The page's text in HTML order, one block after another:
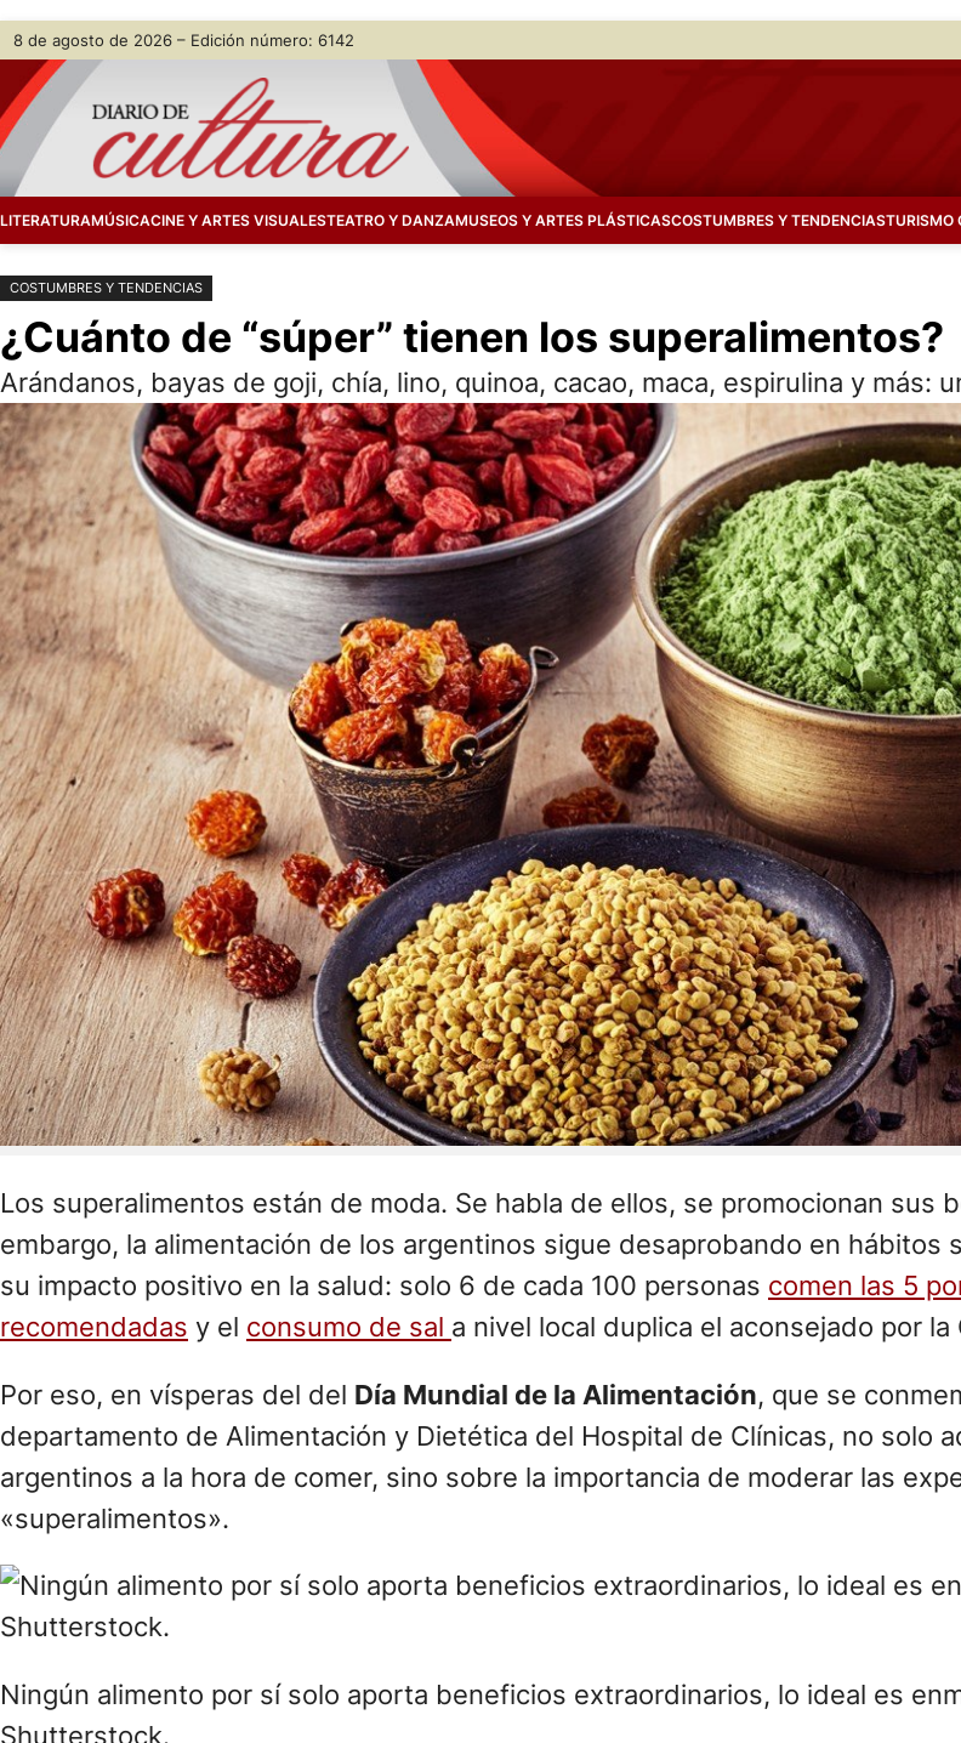
Saltar
contenido
Skip
content
8 de agosto de 2026 – Edición número: 6142
LITERATURAMÚSICACINE Y ARTES VISUALESTEATRO Y DANZAMUSEOS Y ARTES PLÁSTICASCOSTUMBRES Y TENDENCIASTURISMO
COSTUMBRES Y TENDENCIAS
¿Cuánto de “súper” tienen los superalimentos?
Arándanos, bayas de goji, chía, lino, quinoa, cacao, maca, espirulina y más:
Los superalimentos están de moda. Se habla de ellos, se promocionan sus
embargo, la alimentación de los argentinos sigue desaprobando en
su impacto positivo en la salud: solo 6 de cada 100 personas comen las 5
recomendadas y el consumo de sal a nivel local duplica el aconsejado por la
Por eso, en vísperas del del Día Mundial de la Alimentación, que se
departamento de Alimentación y Dietética del Hospital de Clínicas, no solo
argentinos a la hora de comer, sino sobre la importancia de moderar las
«superalimentos».
Ningún alimento por sí solo aporta beneficios extraordinarios, lo ideal es
Shutterstock.